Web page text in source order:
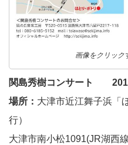
画像をクリック
関島秀樹コンサート
場所： 大津市近江舞子浜「
行）
大津市南小松1091(JR湖西